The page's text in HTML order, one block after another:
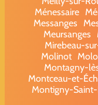
Ménessaire
Messanges
Meursanges
Mirebeau-
Molinot
Montagny-
Montceau-et-
Montigny-